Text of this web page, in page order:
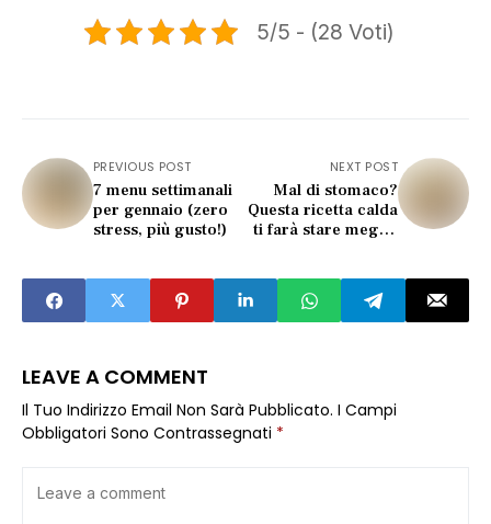
5/5 - (28 Voti)
PREVIOUS POST
7 menu settimanali
per gennaio (zero
stress, più gusto!)
NEXT POST
Mal di stomaco?
Questa ricetta calda
ti farà stare meglio
LEAVE A COMMENT
Il Tuo Indirizzo Email Non Sarà Pubblicato. I Campi
Obbligatori Sono Contrassegnati *